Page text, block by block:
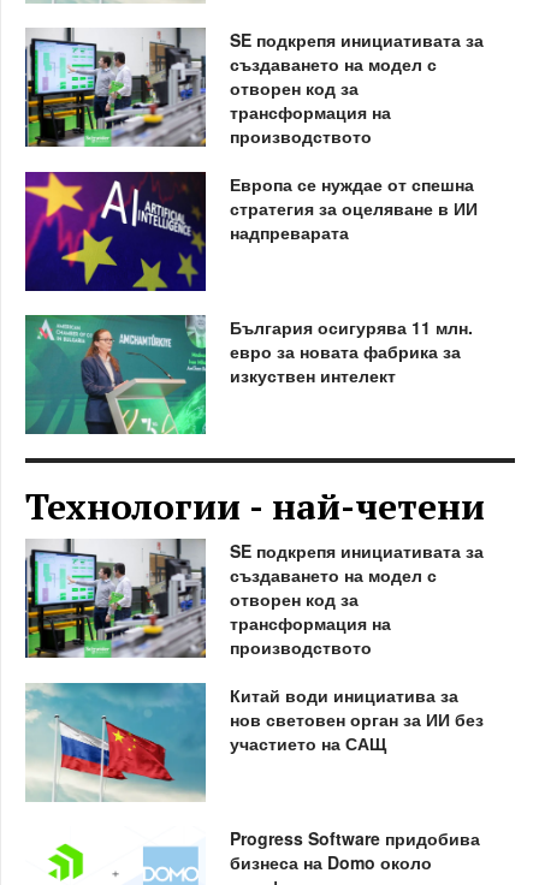
SE подкрепя инициативата за
създаването на модел с
отворен код за
трансформация на
производството
Европа се нуждае от спешна
стратегия за оцеляване в ИИ
надпреварата
България осигурява 11 млн.
евро за новата фабрика за
изкуствен интелект
Технологии - най-четени
SE подкрепя инициативата за
създаването на модел с
отворен код за
трансформация на
производството
Китай води инициатива за
нов световен орган за ИИ без
участието на САЩ
Progress Software придобива
бизнеса на Domo около